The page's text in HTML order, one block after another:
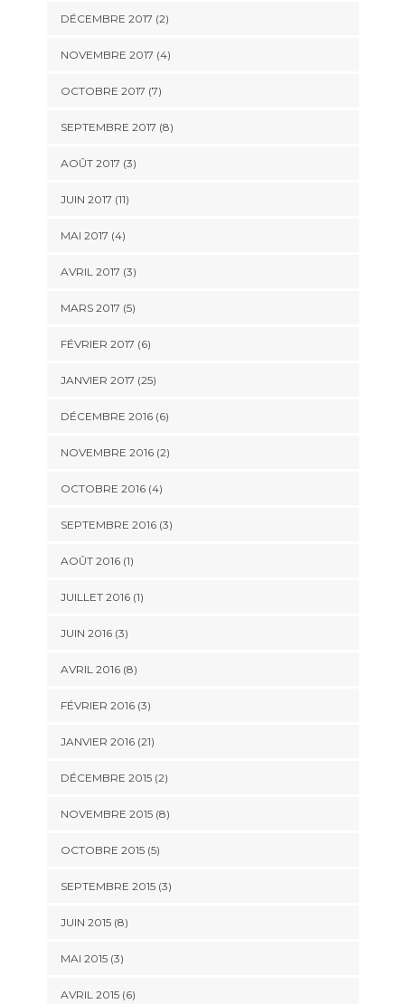
DÉCEMBRE 2017 (2)
NOVEMBRE 2017 (4)
OCTOBRE 2017 (7)
SEPTEMBRE 2017 (8)
AOÛT 2017 (3)
JUIN 2017 (11)
MAI 2017 (4)
AVRIL 2017 (3)
MARS 2017 (5)
FÉVRIER 2017 (6)
JANVIER 2017 (25)
DÉCEMBRE 2016 (6)
NOVEMBRE 2016 (2)
OCTOBRE 2016 (4)
SEPTEMBRE 2016 (3)
AOÛT 2016 (1)
JUILLET 2016 (1)
JUIN 2016 (3)
AVRIL 2016 (8)
FÉVRIER 2016 (3)
JANVIER 2016 (21)
DÉCEMBRE 2015 (2)
NOVEMBRE 2015 (8)
OCTOBRE 2015 (5)
SEPTEMBRE 2015 (3)
JUIN 2015 (8)
MAI 2015 (3)
AVRIL 2015 (6)